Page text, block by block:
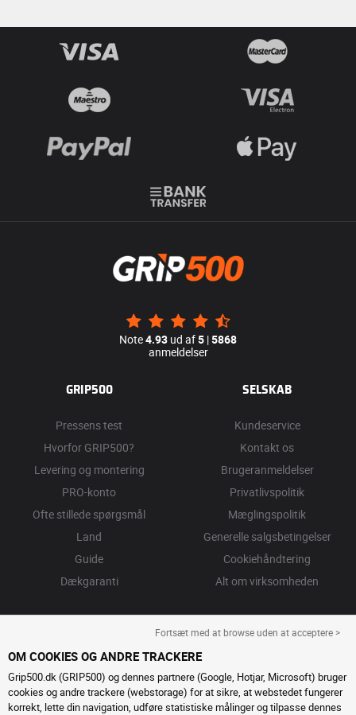
Note4.93 ud af5 |5868
anmeldelser
GRIP500
Pressens test
Hvorfor GRIP500?
Levering og montering
PRO-konto
Ofte stillede spørgsmål
Land
Guide
Dækgaranti
SELSKAB
Kundeservice
Kontakt os
Brugeranmeldelser
Privatlivspolitik
Mæglingspolitik
Generelle salgsbetingelser
Cookiehåndtering
Alt om virksomheden
Fortsæt med at browse uden at acceptere >
OM COOKIES OG ANDRE TRACKERE
Grip500.dk (GRIP500) og dennes partnere (Google, Hotjar, Microsoft) bruger
cookies og andre trackere (webstorage) for at sikre, at webstedet fungerer
korrekt, lette din navigation, udføre statistiske målinger og tilpasse dennes